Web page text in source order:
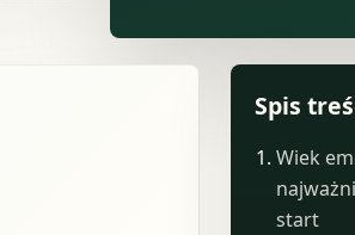
Spis
Wiek
start